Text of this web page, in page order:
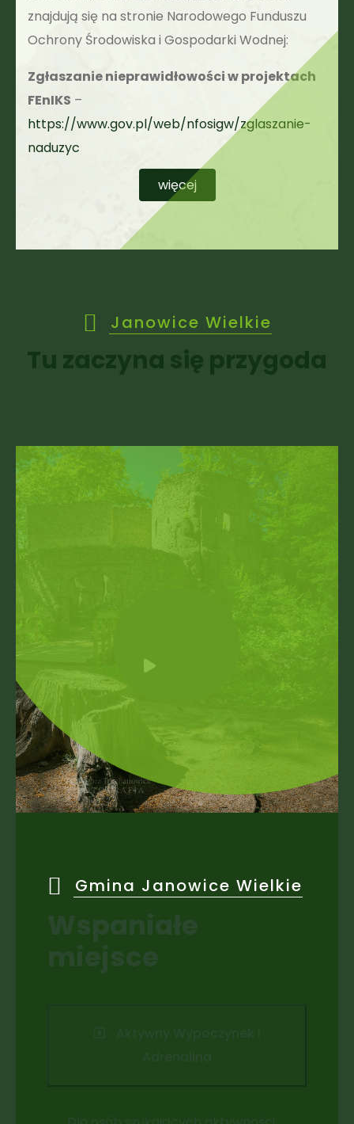
znajdują się na stronie Narodowego Funduszu
Ochrony Środowiska i Gospodarki Wodnej:
Zgłaszanie nieprawidłowości w projektach
FEnIKS –
https://www.gov.pl/web/nfosigw/zglaszanie-
naduzyc
więcej
Janowice Wielkie
Tu zaczyna się przygoda
Gmina Janowice Wielkie